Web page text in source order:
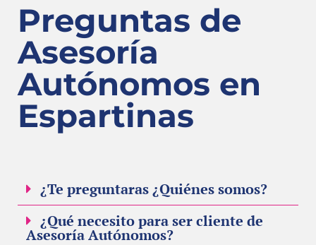
Preguntas de
Asesoría
Autónomos en
Espartinas
¿Te preguntaras ¿Quiénes somos?
¿Qué necesito para ser cliente de
Asesoría Autónomos?